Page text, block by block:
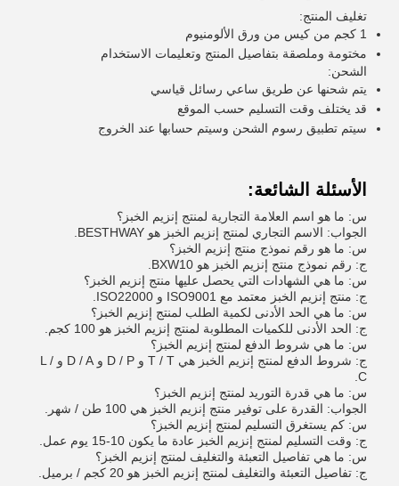
تغليف المنتج:
1 كجم من كيس من ورق الألومنيوم
مختومة وملصقة بتفاصيل المنتج وتعليمات الاستخدام
الشحن:
يتم شحنها عن طريق ساعي رسائل قياسي
قد يختلف وقت التسليم حسب الموقع
سيتم تطبيق رسوم الشحن وسيتم حسابها عند الخروج
الأسئلة الشائعة:
س: ما هو اسم العلامة التجارية لمنتج إنزيم الخبز؟
الجواب: الاسم التجاري لمنتج إنزيم الخبز هو BESTHWAY.
س: ما هو رقم نموذج منتج إنزيم الخبز؟
ج: رقم نموذج منتج إنزيم الخبز هو BXW10.
س: ما هي الشهادات التي يحصل عليها منتج إنزيم الخبز؟
ج: منتج إنزيم الخبز معتمد مع ISO9001 و ISO22000.
س: ما هي الحد الأدنى لكمية الطلب لمنتج إنزيم الخبز؟
ج: الحد الأدنى للكميات المطلوبة لمنتج إنزيم الخبز هو 100 كجم.
س: ما هي شروط الدفع لمنتج إنزيم الخبز؟
ج: شروط الدفع لمنتج إنزيم الخبز هي T / T و D / P و D / A و L /
C.
س: ما هي قدرة التوريد لمنتج إنزيم الخبز؟
الجواب: القدرة على توفير منتج إنزيم الخبز هي 100 طن / شهر.
س: كم يستغرق التسليم لمنتج إنزيم الخبز؟
ج: وقت التسليم لمنتج إنزيم الخبز عادة ما يكون 10-15 يوم عمل.
س: ما هي تفاصيل التعبئة والتغليف لمنتج إنزيم الخبز؟
ج: تفاصيل التعبئة والتغليف لمنتج إنزيم الخبز هو 20 كجم / برميل.